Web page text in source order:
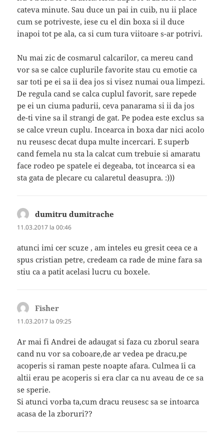
cateva minute. Sau duce un pai in cuib, nu ii place
cum se potriveste, iese cu el din boxa si il duce
inapoi tot pe ala, ca si cum tura viitoare s-ar potrivi.
Nu mai zic de cosmarul calcarilor, ca mereu cand
vor sa se calce cuplurile favorite stau cu emotie ca
sar toti pe ei sa ii dea jos si visez numai oua limpezi.
De regula cand se calca cuplul favorit, sare repede
pe ei un ciuma padurii, ceva panarama si ii da jos
de-ti vine sa il strangi de gat. Pe podea este exclus sa
se calce vreun cuplu. Incearca in boxa dar nici acolo
nu reusesc decat dupa multe incercari. E superb
cand femela nu sta la calcat cum trebuie si amaratu
face rodeo pe spatele ei degeaba, tot incearca si ea
sta gata de plecare cu calaretul deasupra. :)))
dumitru dumitrache
11.03.2017 la 00:46
atunci imi cer scuze , am inteles eu gresit ceea ce a
spus cristian petre, credeam ca rade de mine fara sa
stiu ca a patit acelasi lucru cu boxele.
Fisher
11.03.2017 la 09:25
Ar mai fi Andrei de adaugat si faza cu zborul seara
cand nu vor sa coboare,de ar vedea pe dracu,pe
acoperis si raman peste noapte afara. Culmea îi ca
altii erau pe acoperis si era clar ca nu aveau de ce sa
se sperie.
Si atunci vorba ta,cum dracu reusesc sa se intoarca
acasa de la zboruri??